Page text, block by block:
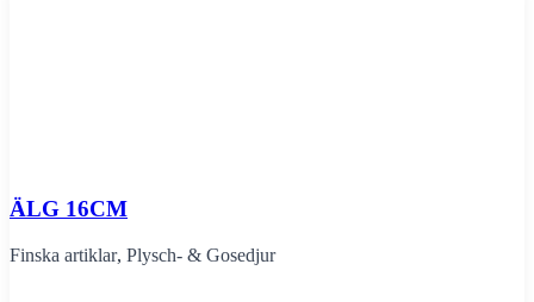
ÄLG 16CM
Finska artiklar, Plysch- & Gosedjur